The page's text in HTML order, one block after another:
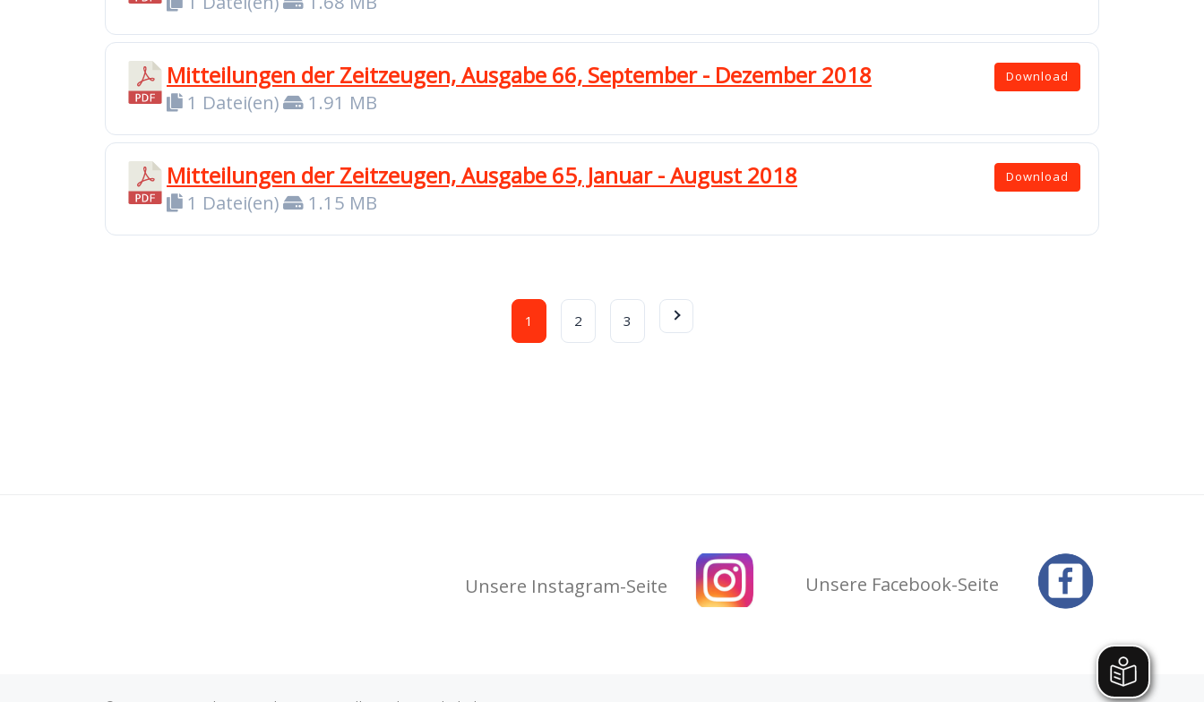
Mitteilungen der Zeitzeugen, Ausgabe 66, September - Dezember 2018
1 Datei(en) 1.91 MB
Download
Mitteilungen der Zeitzeugen, Ausgabe 65, Januar - August 2018
1 Datei(en) 1.15 MB
Download
1 2 3
Unsere Instagram-Seite Unsere Facebook-Seite